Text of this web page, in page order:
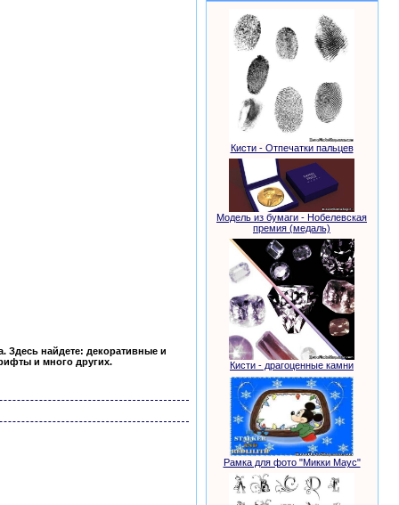
Здесь найдете: декоративные и
и много других.
Кисти - Отпечатки пальцев
Модель из бумаги - Нобелевская
премия (медаль)
Кисти - драгоценные камни
Рамка для фото "Микки Маус"